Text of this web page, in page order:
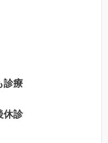
診療
休診